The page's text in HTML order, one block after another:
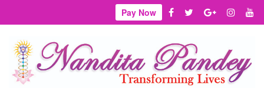
Pay Now